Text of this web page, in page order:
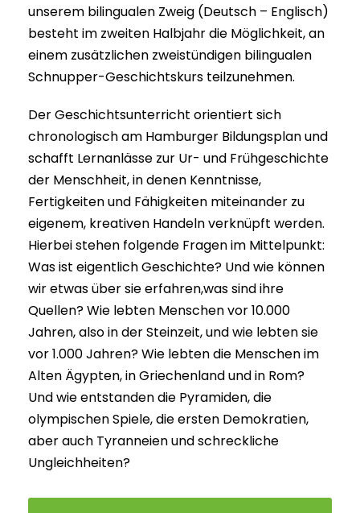
unserem bilingualen Zweig (Deutsch – Englisch)
besteht im zweiten Halbjahr die Möglichkeit, an
einem zusätzlichen zweistündigen bilingualen
Schnupper-Geschichtskurs teilzunehmen.
Der Geschichtsunterricht orientiert sich
chronologisch am Hamburger Bildungsplan und
schafft Lernanlässe zur Ur- und Frühgeschichte
der Menschheit, in denen Kenntnisse,
Fertigkeiten und Fähigkeiten miteinander zu
eigenem, kreativen Handeln verknüpft werden.
Hierbei stehen folgende Fragen im Mittelpunkt:
Was ist eigentlich Geschichte? Und wie können
wir etwas über sie erfahren,was sind ihre
Quellen? Wie lebten Menschen vor 10.000
Jahren, also in der Steinzeit, und wie lebten sie
vor 1.000 Jahren? Wie lebten die Menschen im
Alten Ägypten, in Griechenland und in Rom?
Und wie entstanden die Pyramiden, die
olympischen Spiele, die ersten Demokratien,
aber auch Tyranneien und schreckliche
Ungleichheiten?